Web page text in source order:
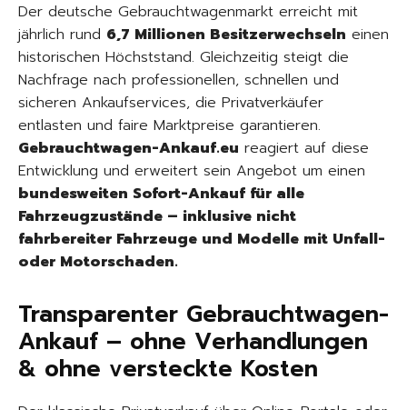
Der deutsche Gebrauchtwagenmarkt erreicht mit
jährlich rund 6,7 Millionen Besitzerwechseln einen
historischen Höchststand. Gleichzeitig steigt die
Nachfrage nach professionellen, schnellen und
sicheren Ankaufservices, die Privatverkäufer
entlasten und faire Marktpreise garantieren.
Gebrauchtwagen-Ankauf.eu reagiert auf diese
Entwicklung und erweitert sein Angebot um einen
bundesweiten Sofort-Ankauf für alle
Fahrzeugzustände – inklusive nicht
fahrbereiter Fahrzeuge und Modelle mit Unfall-
oder Motorschaden.
Transparenter Gebrauchtwagen-
Ankauf – ohne Verhandlungen
& ohne versteckte Kosten